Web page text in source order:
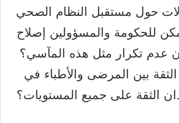
حول مستقبل النظام الصحي
للحكومة والمسؤولين إصلاح
عدم تكرار مثل هذه المآسي؟
بين المرضى والأطباء في
الثقة على جميع المستويات؟